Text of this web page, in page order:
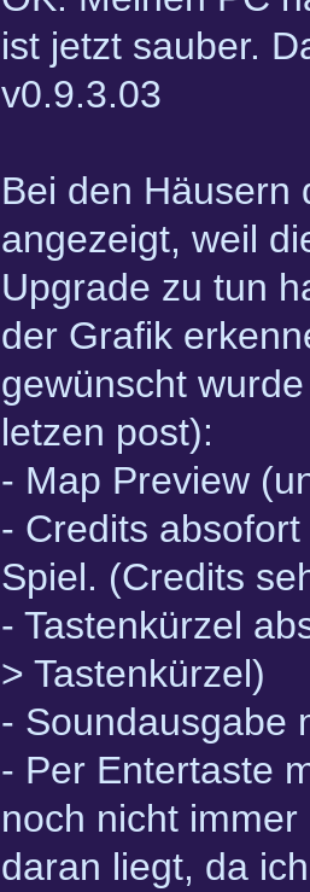
ist jetzt sauber.
v0.9.3.03
Bei den Häusern
angezeigt, weil
Upgrade zu tun
der Grafik
gewünscht
letzen post):
- Map Preview
- Credits
Spiel. (Credits
- Tastenkürzel
> Tastenkürzel)
- Soundausgabe
- Per Entertaste
noch nicht
daran liegt, da